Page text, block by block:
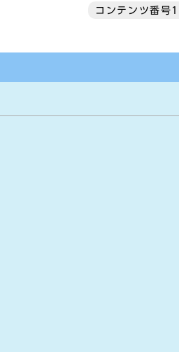
コンテンツ番号